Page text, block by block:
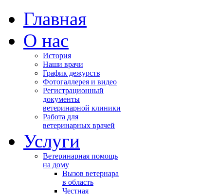
Главная
О нас
История
Наши врачи
График дежурств
Фотогаллерея и видео
Регистрационный
документы
ветеринарной клиники
Работа для
ветеринарных врачей
Услуги
Ветеринарная помощь
на дому
Вызов ветернара
в область
Честная